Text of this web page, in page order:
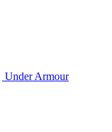
Under Armour